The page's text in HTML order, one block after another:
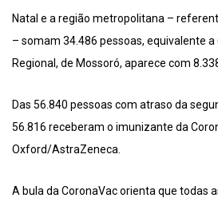
Natal e a região metropolitana –
– somam 34.486 pessoas, equivalente a
Regional, de Mossoró, aparece com
Das 56.840 pessoas com atraso da
56.816 receberam o imunizante da
Oxford/AstraZeneca.
A bula da CoronaVac orienta que todas